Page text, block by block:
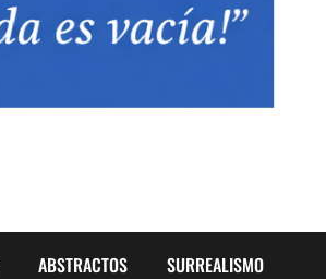
ABSTRACTOS SURREALISMO